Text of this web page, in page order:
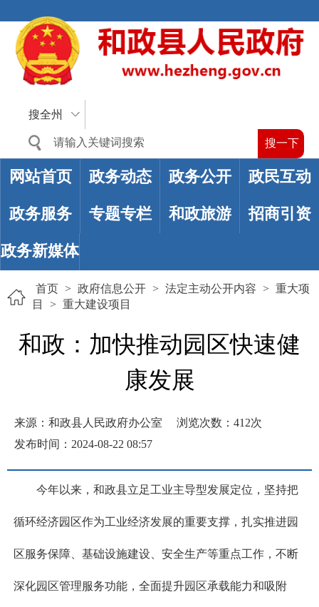
搜全州
网站首页 政务动态 政务公开 政民互动
政务服务 专题专栏 和政旅游 招商引资
政务新媒体
首页 > 政府信息公开 > 法定主动公开内容 > 重大项
目
> 重大建设项目
和政：加快推动园区快速健
康发展
来源：和政县人民政府办公室 浏览次数： 412次
发布时间：2024-08-22 08:57
今年以来，和政县立足工业主导型发展定位，坚持把
循环经济园区作为工业经济发展的重要支撑，扎实推进园
区服务保障、基础设施建设、安全生产等重点工作，不断
深化园区管理服务功能，全面提升园区承载能力和吸附